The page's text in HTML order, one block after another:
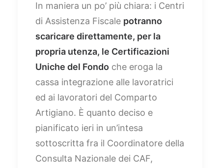
In maniera un po’ più chiara: i Centri
di Assistenza Fiscale potranno
scaricare direttamente, per la
propria utenza, le Certificazioni
Uniche del Fondo che eroga la
cassa integrazione alle lavoratrici
ed ai lavoratori del Comparto
Artigiano. È quanto deciso e
pianificato ieri in un’intesa
sottoscritta fra il Coordinatore della
Consulta Nazionale dei CAF,